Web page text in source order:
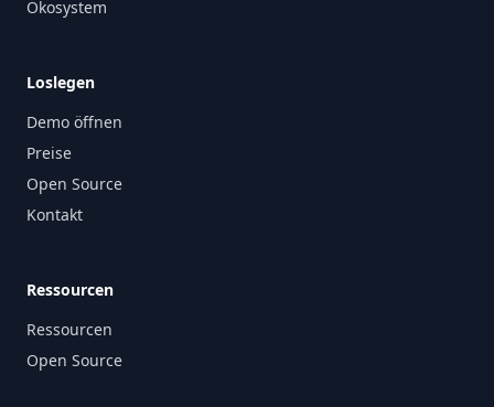
Ökosystem
Loslegen
Demo öffnen
Preise
Open Source
Kontakt
Ressourcen
Ressourcen
Open Source